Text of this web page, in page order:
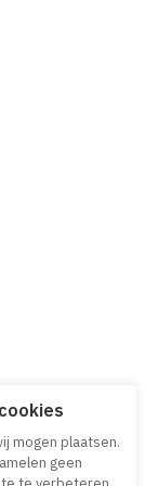
mogen plaatsen.
geen